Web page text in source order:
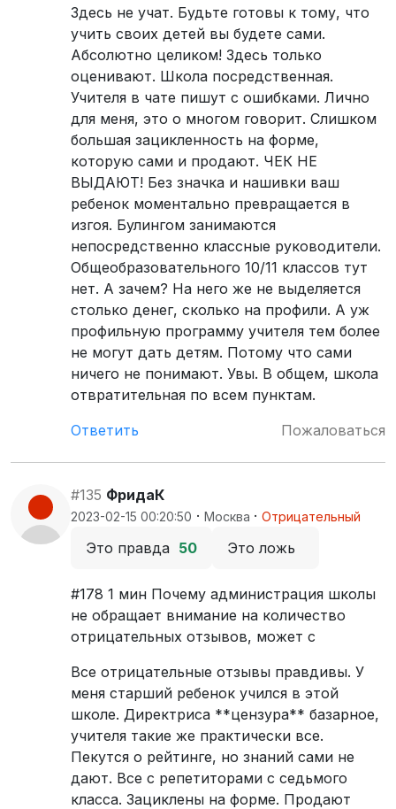
Здесь не учат. Будьте готовы к тому, что
учить своих детей вы будете сами.
Абсолютно целиком! Здесь только
оценивают. Школа посредственная.
Учителя в чате пишут с ошибками. Лично
для меня, это о многом говорит. Слишком
большая зацикленность на форме,
которую сами и продают. ЧЕК НЕ
ВЫДАЮТ! Без значка и нашивки ваш
ребенок моментально превращается в
изгоя. Булингом занимаются
непосредственно классные руководители.
Общеобразовательного 10/11 классов тут
нет. А зачем? На него же не выделяется
столько денег, сколько на профили. А уж
профильную программу учителя тем более
не могут дать детям. Потому что сами
ничего не понимают. Увы. В общем, школа
отвратительная по всем пунктам.
Ответить
Пожаловаться
#135 ФридаК
2023-02-15 00:20:50 · Москва · Отрицательный
Это правда 50 Это ложь
#178 1 мин Почему администрация школы
не обращает внимание на количество
отрицательных отзывов, может с
Все отрицательные отзывы правдивы. У
меня старший ребенок учился в этой
школе. Директриса **цензура** базарное,
учителя такие же практически все.
Пекутся о рейтинге, но знаний сами не
дают. Все с репетиторами с седьмого
класса. Зациклены на форме. Продают